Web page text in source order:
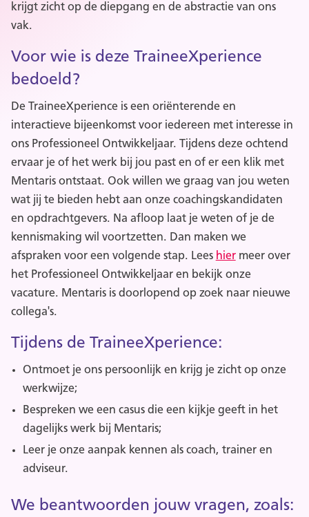
krijgt zicht op de diepgang en de abstractie van ons
vak.
Voor wie is deze TraineeXperience
bedoeld?
De TraineeXperience is een oriënterende en
interactieve bijeenkomst voor iedereen met interesse in
ons Professioneel Ontwikkeljaar. Tijdens deze ochtend
ervaar je of het werk bij jou past en of er een klik met
Mentaris ontstaat. Ook willen we graag van jou weten
wat jij te bieden hebt aan onze coachingskandidaten
en opdrachtgevers. Na afloop laat je weten of je de
kennismaking wil voortzetten. Dan maken we
afspraken voor een volgende stap. Lees hiermeer over
het Professioneel Ontwikkeljaar en bekijk onze
vacature. Mentaris is doorlopend op zoek naar nieuwe
collega's.
Tijdens de TraineeXperience:
Ontmoet je ons persoonlijk en krijg je zicht op onze
werkwijze;
Bespreken we een casus die een kijkje geeft in het
dagelijks werk bij Mentaris;
Leer je onze aanpak kennen als coach, trainer en
adviseur.
We beantwoorden jouw vragen, zoals: